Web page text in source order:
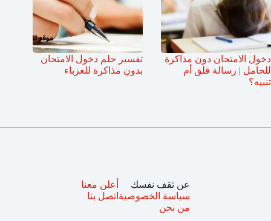
دخول الامتحان دون مذاكرة
للحامل | رسالة قلق أم
تنبيه؟
تفسير حلم دخول الامتحان
بدون مذاكرة للعزباء
عن ثقف نفسك
سياسة الخصوصية
من نحن
أعلن معنا
اتصل بنا